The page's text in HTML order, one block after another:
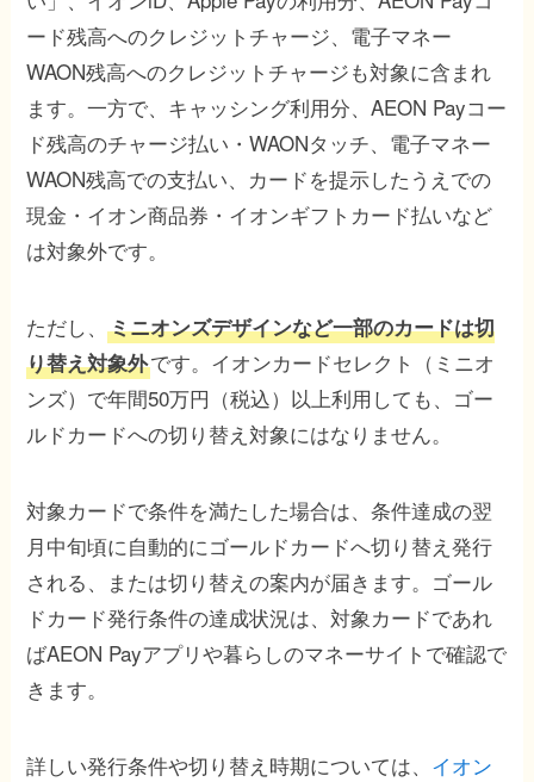
ード残高へのクレジットチャージ、電子マネー
WAON残高へのクレジットチャージも対象に含まれ
ます。一方で、キャッシング利用分、AEON Payコー
ド残高のチャージ払い・WAONタッチ、電子マネー
WAON残高での支払い、カードを提示したうえでの
現金・イオン商品券・イオンギフトカード払いなど
は対象外です。
ただし、ミニオンズデザインなど一部のカードは切
り替え対象外です。イオンカードセレクト（ミニオ
ンズ）で年間50万円（税込）以上利用しても、ゴー
ルドカードへの切り替え対象にはなりません。
対象カードで条件を満たした場合は、条件達成の翌
月中旬頃に自動的にゴールドカードへ切り替え発行
される、または切り替えの案内が届きます。ゴール
ドカード発行条件の達成状況は、対象カードであれ
ばAEON Payアプリや暮らしのマネーサイトで確認で
きます。
詳しい発行条件や切り替え時期については、 イオン